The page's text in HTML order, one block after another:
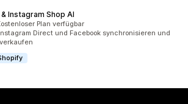
Instagram Shop AI
insgesamtPlan verfügbar
Direct und Facebook synchronisieren und